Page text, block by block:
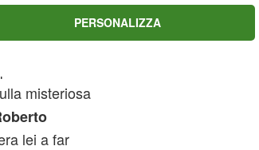
in onda nella
al centro
misteriosa
lei a far
PERSONALIZZA